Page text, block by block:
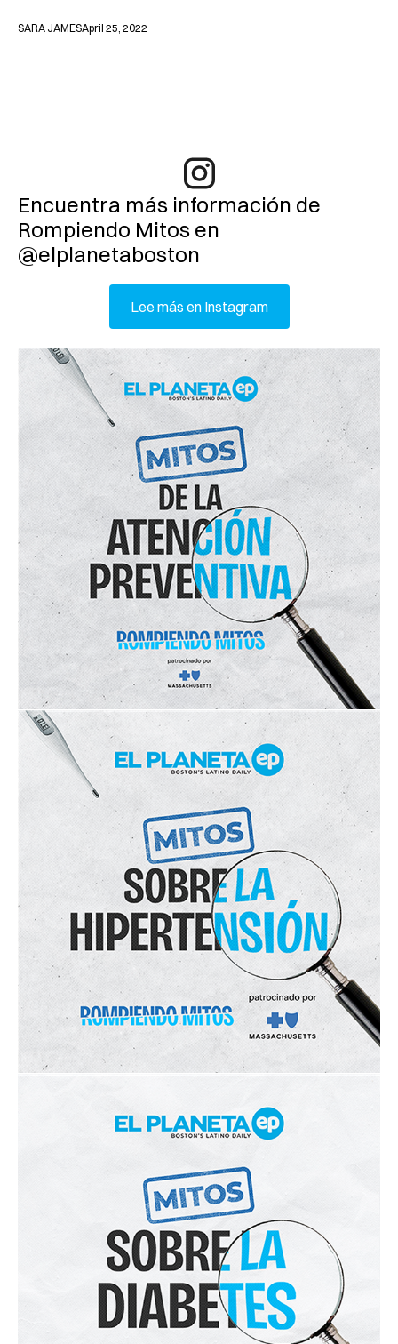
SARA JAMESApril 25, 2022
Encuentra más información de
Rompiendo Mitos en
@elplanetaboston
Lee más en Instagram